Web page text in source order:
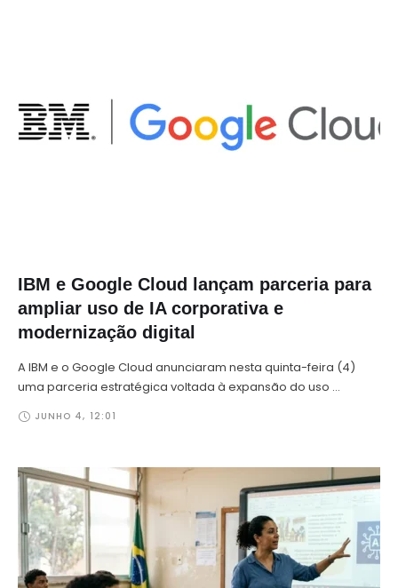
IBM e Google Cloud lançam parceria para
ampliar uso de IA corporativa e
modernização digital
A IBM e o Google Cloud anunciaram nesta quinta-feira (4)
uma parceria estratégica voltada à expansão do uso …
JUNHO 4, 12:01